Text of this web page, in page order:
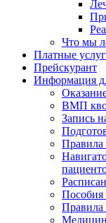
Что мы
Платные
Прейскурант
Информация
ВМП
Запись
Правила
Пособия
Правила